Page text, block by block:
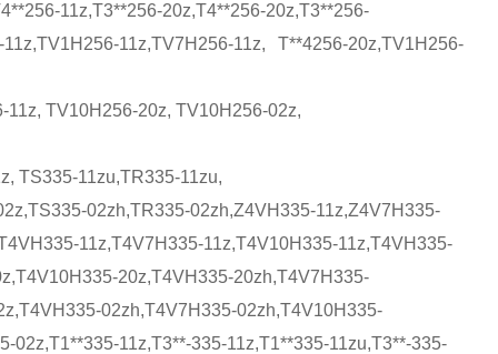
11z,T3**256-20z,T4**256-20z,T3**256-
11z,TV7H256-11z, T**4256-20z,TV1H256-
TV10H256-20z, TV10H256-02z,
TS335-11zu,TR335-11zu,
02zh,TR335-02zh,Z4VH335-11z,Z4V7H335-
11z,T4V7H335-11z,T4V10H335-11z,T4VH335-
20z,T4VH335-20zh,T4V7H335-
02zh,T4V7H335-02zh,T4V10H335-
02z,T1**335-11z,T3**-335-11z,T1**335-11zu,T3**-335-